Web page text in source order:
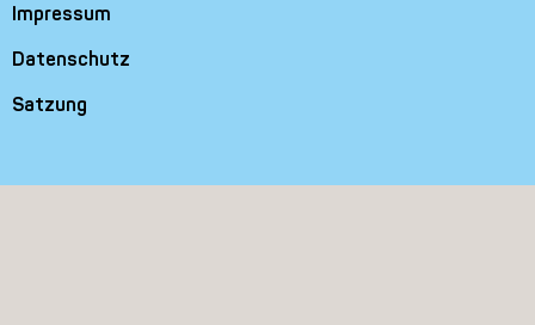
Impressum
Datenschutz
Satzung